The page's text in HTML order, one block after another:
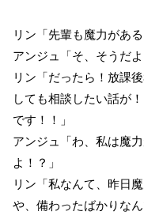
リン「先輩も魔力がある
アンジュ「そ、そうだよ
リン「だったら！放課
しても相談したい話が
です！！」
アンジュ「わ、私は魔
よ！？」
リン「私なんて、昨日
や、備わったばかりな